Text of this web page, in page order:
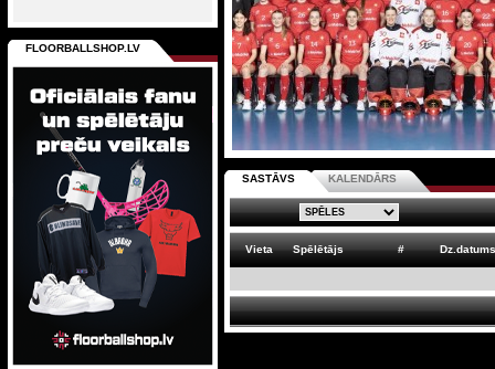
SASTĀVS KALENDĀRS
Vieta Spēlētājs # Dz.datums
FLOORBALLSHOP.LV